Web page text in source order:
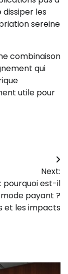
les
sereine
combinaison
qui
utile pour
Next:
pourquoi est-il
payant ?
et les impacts